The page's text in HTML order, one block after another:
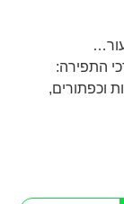
התפירה:
וכפתורים,